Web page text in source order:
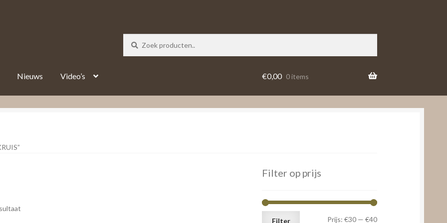
Nieuws Video’s €0,00 0 items
Filter op prijs
Min.
Max.
Filter Prijs: €30— €40